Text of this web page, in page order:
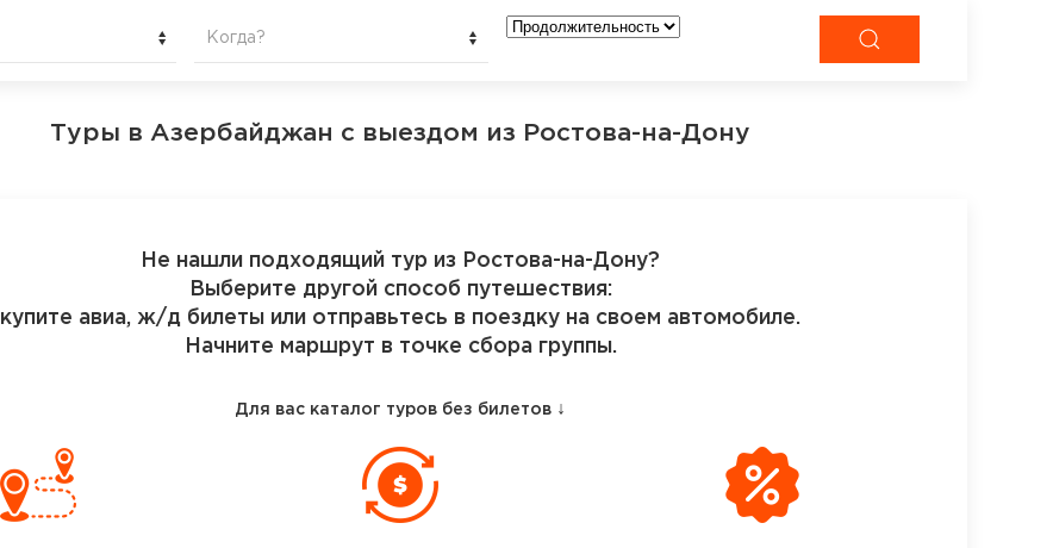
Когда?
Туры в Азербайджан с выездом из Ростова-на-Дону
Не нашли подходящий тур из Ростова-на-Дону?
Выберите другой способ путешествия:
купите авиа, ж/д билеты или отправьтесь в поездку на своем автомобиле.
Начните маршрут в точке сбора группы.
Для вас каталог туров без билетов ↓